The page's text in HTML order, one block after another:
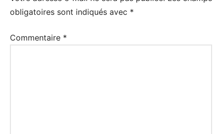
obligatoires sont indiqués avec *
Commentaire *